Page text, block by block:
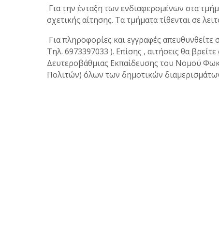
Για την ένταξη των ενδιαφερομένων στα
σχετικής αίτησης. Τα τμήματα τίθενται σε
Για πληροφορίες και εγγραφές
Τηλ. 6973397033 ). Επίσης , αιτήσεις θα
Δευτεροβάθμιας Εκπαίδευσης του Νομού
Πολιτών) όλων των δημοτικών